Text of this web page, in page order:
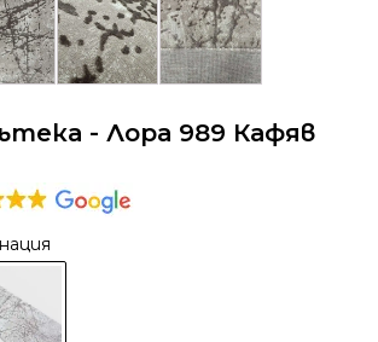
- Лора 989 Кафяв